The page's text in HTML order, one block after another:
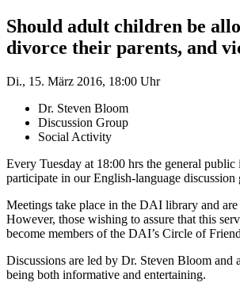
Should adult children be
divorce their parents, and
Di., 15. März 2016, 18:00 Uhr
Dr. Steven Bloom
Discussion Group
Social Activity
Every Tuesday at 18:00 hrs the general
participate in our English-language discussion
Meetings take place in the DAI library and are
However, those wishing to assure that this
become members of the DAI’s Circle of
Discussions are led by Dr. Steven Bloom
being both informative and entertaining.